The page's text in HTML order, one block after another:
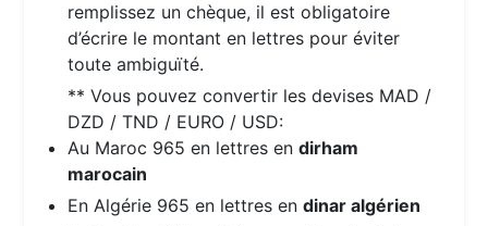
remplissez un chèque, il est obligatoire
d’écrire le montant en lettres pour éviter
toute ambiguïté.
** Vous pouvez convertir les devises MAD /
DZD / TND / EURO / USD:
Au Maroc 965 en lettres endirham
marocain
En Algérie 965 en lettres endinar algérien